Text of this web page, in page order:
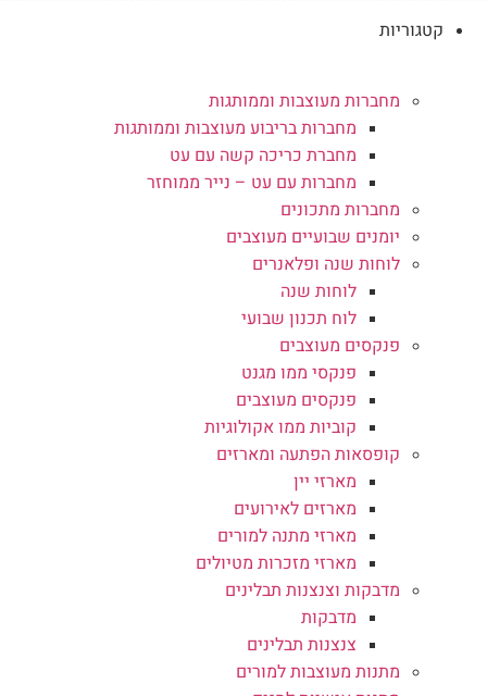
קטגוריות
מחברות מעוצבות וממותגות
מחברות בריבוע מעוצבות וממותגות
מחברת כריכה קשה עם עט
מחברות עם עט – נייר ממוחזר
מחברות מתכונים
יומנים שבועיים מעוצבים
לוחות שנה ופלאנרים
לוחות שנה
לוח תכנון שבועי
פנקסים מעוצבים
פנקסי ממו מגנט
פנקסים מעוצבים
קוביות ממו אקולוגיות
קופסאות הפתעה ומארזים
מארזי יין
מארזים לאירועים
מארזי מתנה למורים
מארזי מזכרות מטיולים
מדבקות וצנצנות תבלינים
מדבקות
צנצנות תבלינים
מתנות מעוצבות למורים